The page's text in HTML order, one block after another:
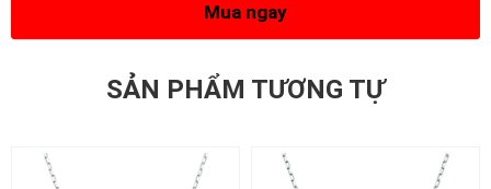
Mua ngay
SẢN PHẨM TƯƠNG TỰ